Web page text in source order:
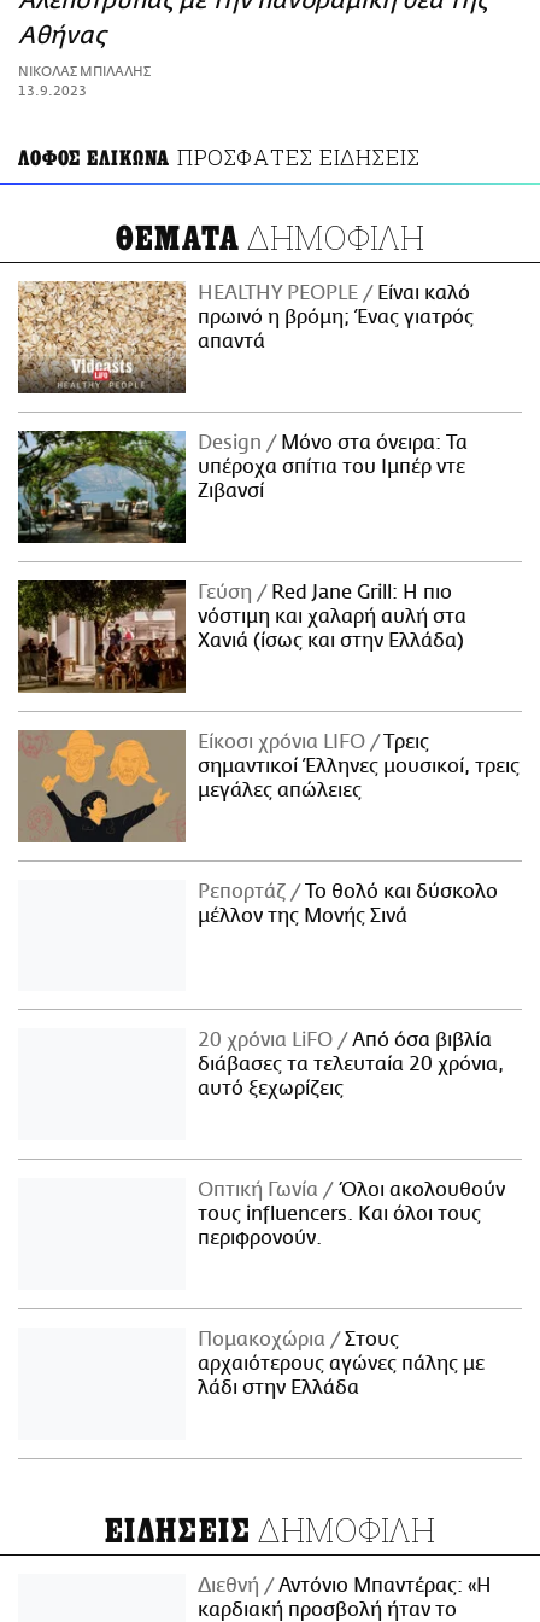
ΑΜΠΑ
PRINT
Αθήνας
ΝΙΚΟΛΑΣ ΜΠΙΛΑΛΗΣ
13.9.2023
ΛΟΦΟΣ ΕΛΙΚΩΝΑ ΠΡΟΣΦΑΤΕΣ ΕΙΔΗΣΕΙΣ
ΘΕΜΑΤΑ ΔΗΜΟΦΙΛΗ
HEALTHY PEOPLE
Είναι καλό
πρωινό η βρόμη; Ένας γιατρός
απαντά
Design
Μόνο στα όνειρα: Τα
υπέροχα σπίτια του Ιμπέρ ντε
Ζιβανσί
Γεύση
Red Jane Grill: Η πιο
νόστιμη και χαλαρή αυλή στα
Χανιά (ίσως και στην Ελλάδα)
Είκοσι χρόνια LIFO
Tρεις
σημαντικοί Έλληνες μουσικοί, τρεις
μεγάλες απώλειες
Ρεπορτάζ
Το θολό και δύσκολο
μέλλον της Μονής Σινά
20 χρόνια LiFO
Από όσα βιβλία
διάβασες τα τελευταία 20 χρόνια,
αυτό ξεχωρίζεις
Οπτική Γωνία
Όλοι ακολουθούν
τους influencers. Και όλοι τους
περιφρονούν.
Πομακοχώρια
Στους
αρχαιότερους αγώνες πάλης με
λάδι στην Ελλάδα
ΕΙΔΗΣΕΙΣ ΔΗΜΟΦΙΛΗ
Διεθνή
Αντόνιο Μπαντέρας: «Η
καρδιακή προσβολή ήταν το